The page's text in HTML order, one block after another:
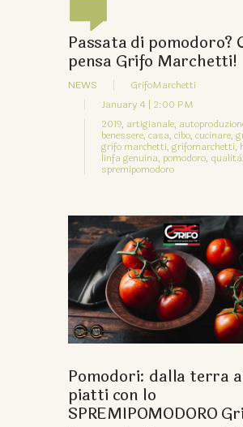
Passata di pomodoro?
pensa Grifo Marchetti!
NEWS
GrifoMarchetti
January 4 | 2:00 PM
2019, artigianale,
benessere, casa, cibo, cucinare,
grifo marchetti, grifomarchetti,
linfa genuina, pomodoro, qualità,
spremipomodoro
Pomodori: dalla terra
piatti con lo
SPREMIPOMODORO